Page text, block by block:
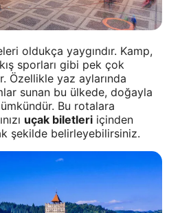
oldukça yaygındır. Kamp,
sporları gibi pek çok
Özellikle yaz aylarında
sunan bu ülkede, doğayla
Bu rotalara
uçak biletleri içinden
şekilde belirleyebilirsiniz.